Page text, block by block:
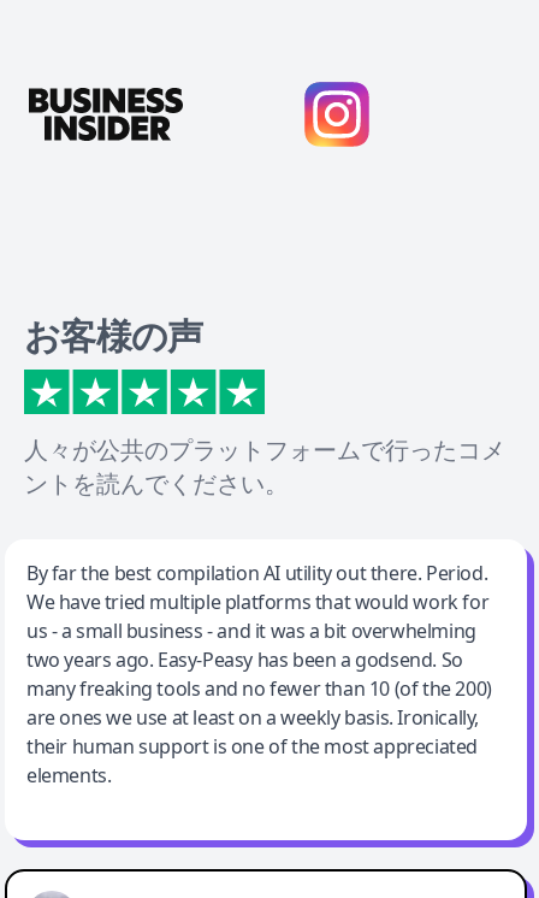
お客様の声
人々が公共のプラットフォームで行ったコメ
ントを読んでください。
Jeff Wilson
By far the best compilation AI utility
By far the best compilation AI utility out there. Period.
We have tried multiple platforms that would work for
us - a small business - and it was a bit overwhelming
two years ago. Easy-Peasy has been a godsend. So
many freaking tools and no fewer than 10 (of the 200)
are ones we use at least on a weekly basis. Ironically,
their human support is one of the most appreciated
elements.